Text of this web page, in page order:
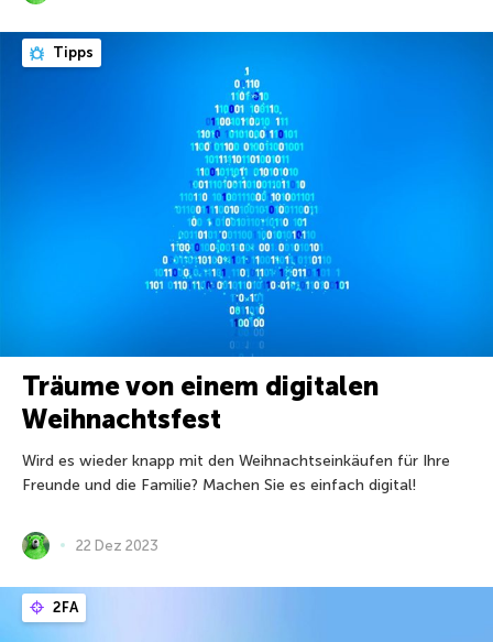
Tipps
Träume von einem digitalen
Weihnachtsfest
Wird es wieder knapp mit den Weihnachtseinkäufen für Ihre
Freunde und die Familie? Machen Sie es einfach digital!
22 Dez 2023
2FA